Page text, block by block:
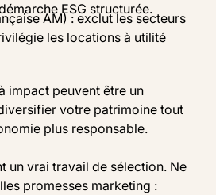
ESG structurée.
AM) : exclut les secteurs
les locations à utilité
impact peuvent être un
votre patrimoine tout
plus responsable.
un vrai travail de sélection. Ne
promesses marketing :